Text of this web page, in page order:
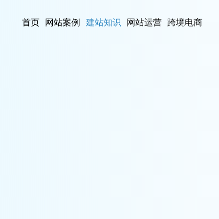
首页 网站案例 建站知识 网站运营 跨境电商